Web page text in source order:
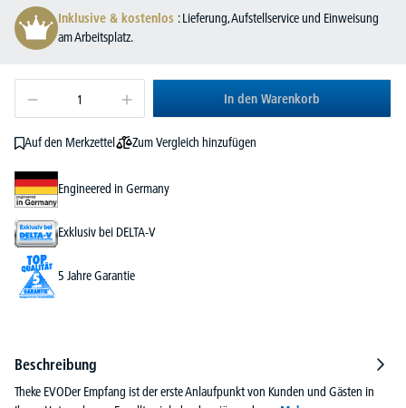
Inklusive & kostenlos : Lieferung, Aufstellservice und Einweisung
am Arbeitsplatz.
In den Warenkorb
Auf den Merkzettel Zum Vergleich hinzufügen
Engineered in Germany
Exklusiv bei DELTA-V
5 Jahre Garantie
Beschreibung
Theke EVODer Empfang ist der erste Anlaufpunkt von Kunden und Gästen in